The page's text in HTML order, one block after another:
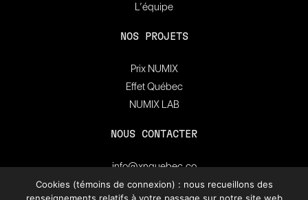
L’équipe
NOS PROJETS
Prix NUMIX
Effet Québec
NUMIX LAB
NOUS CONTACTER
info@xnquebec.co
Salle de presse
Cookies (témoins de connexion) : nous recueillons des